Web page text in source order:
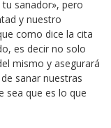
tu sanador», pero
y nuestro
como dice la cita
es decir no solo
mismo y asegurará
sanar nuestras
sea que es lo que